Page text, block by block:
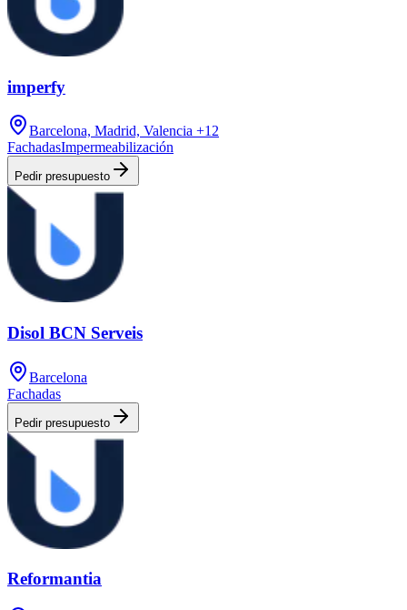
imperfy
Barcelona, Madrid, Valencia +12
FachadasImpermeabilización
Pedir presupuesto
Disol BCN Serveis
Barcelona
Fachadas
Pedir presupuesto
Reformantia